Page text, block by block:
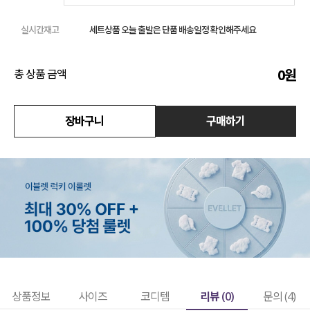
실시간재고 세트상품 오늘 출발은 단품 배송일정 확인해주세요
총 상품 금액 0원
장바구니 구매하기
상품정보 사이즈 코디템 리뷰 (0) 문의 (4)